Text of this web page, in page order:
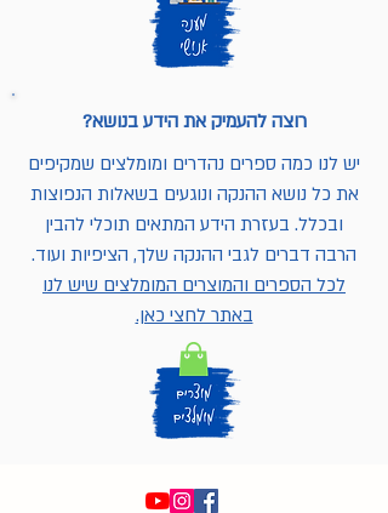
רוצה להעמיק את הידע בנושא?
יש לנו כמה ספרים נהדרים ומומלצים שמקיפים
את כל נושא ההנקה ונוגעים בשאלות הנפוצות
ובכלל. בעזרת הידע המתאים תוכלי להבין
הרבה דברים לגבי ההנקה שלך, הציפיות ועוד.
לכל הספרים והמוצרים המומלצים שיש לנו
באתר לחצי כאן.